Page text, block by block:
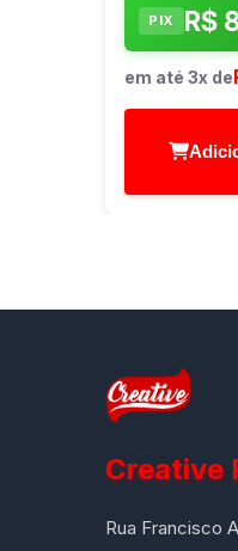
PIX R$
em até 3x de
Creative
Rua Francisco